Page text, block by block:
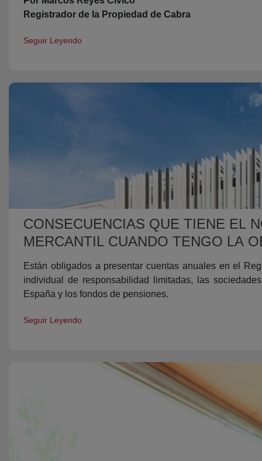
Registrador de la Propiedad de Cabra
Seguir Leyendo
CONSECUENCIAS QUE TIENE EL
MERCANTIL CUANDO TENGO LA
Están obligados a presentar cuentas anuales en el
individual de responsabilidad limitadas, las
España y los fondos de pensiones.
Seguir Leyendo